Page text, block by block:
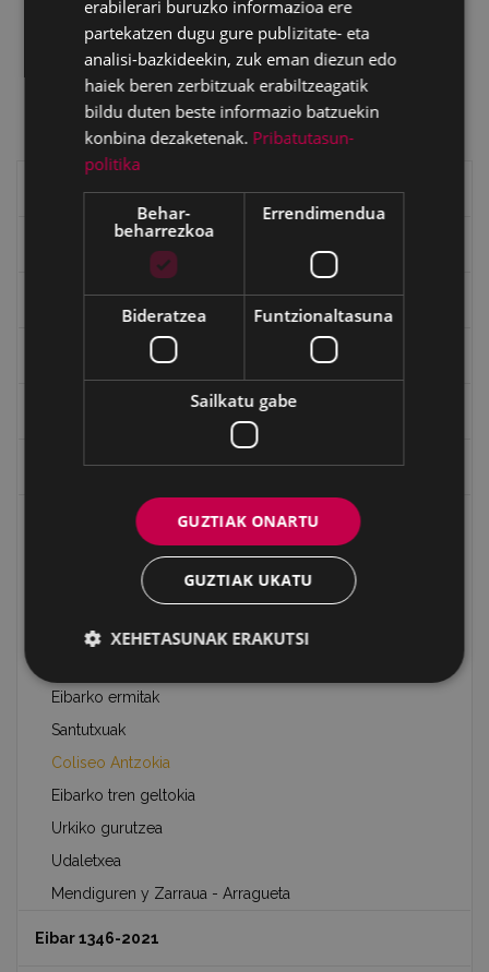
HAPN). Coliseoaren fitxa
Victor Eusaren biografia (ingelesez)
(PDF 80Kb)
Eibarko historia
Eibarko mugarriak
Ondarea: Lekuak eta Historia
Eibarko Eraikinak 360º
Eibarko eraikuntza eta monumentu nagusiak
San Andres parrokia
Arrateko Santutegia
Azitaingo eliza
Eibarko ermitak
Santutxuak
Coliseo Antzokia
Eibarko tren geltokia
Urkiko gurutzea
Udaletxea
Mendiguren y Zarraua - Arragueta
Eibar 1346-2021
erabilerari buruzko informazioa ere
partekatzen dugu gure publizitate- eta
analisi-bazkideekin, zuk eman diezun edo
haiek beren zerbitzuak erabiltzeagatik
bildu duten beste informazio batzuekin
konbina dezaketenak. Pribatutasun-
politika
Behar-
beharrezkoa
Errendimendua
Bideratzea Funtzionaltasuna
Sailkatu gabe
GUZTIAK ONARTU
GUZTIAK UKATU
XEHETASUNAK ERAKUTSI